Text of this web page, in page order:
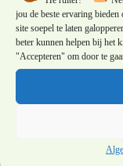
jou de beste ervaring
site soepel te laten
beter kunnen helpen bij het
"Accepteren" om door te
Vitalbix
€1,95
Let op: dit
geleverd.